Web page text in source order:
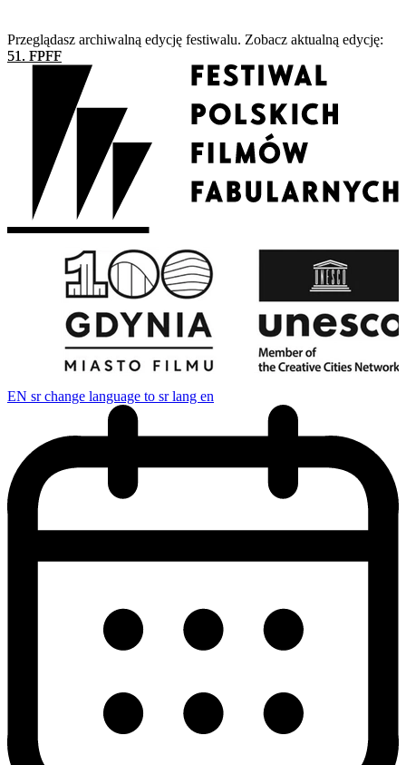
Przeglądasz archiwalną edycję festiwalu. Zobacz aktualną edycję:
51. FPFF
EN sr change language to sr lang en